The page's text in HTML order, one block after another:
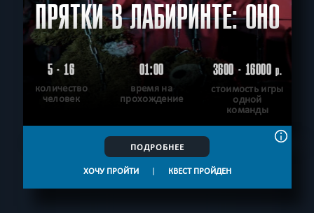
ПРЯТКИ В ЛАБИРИНТЕ: ОНО
5 - 16
количество
человек
01:00
время на
прохождение
3600 - 16000р.
стоимость игры
одной
команды
ПОДРОБНЕЕ
ХОЧУ ПРОЙТИ | КВЕСТ ПРОЙДЕН